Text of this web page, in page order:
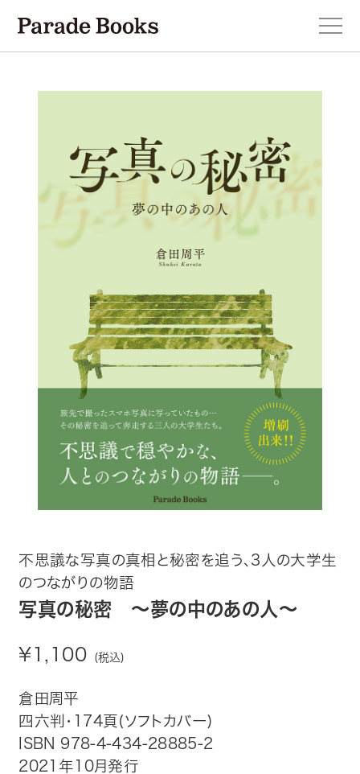
本を探す
新刊・近刊のお知らせ
おすすめ！この一冊。
エッセイ・詩・ノンフィクション
趣味・カルチャー
生活・健康
論文・学術書・参考書
社会・思想・哲学
ご案内
トップ
不思議な写真の真相と秘密を追う、3人の大学生
のつながりの物語
写真の秘密 ～夢の中のあの人～
¥1,100 (税込)
倉田周平
四六判・174頁(ソフトカバー)
ISBN 978-4-434-28885-2
2021年10月発行